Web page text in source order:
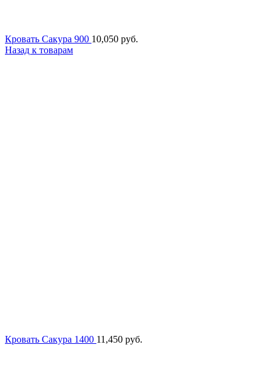
Кровать Сакура 900 10,050 руб.
Назад к товарам
Кровать Сакура 1400 11,450 руб.